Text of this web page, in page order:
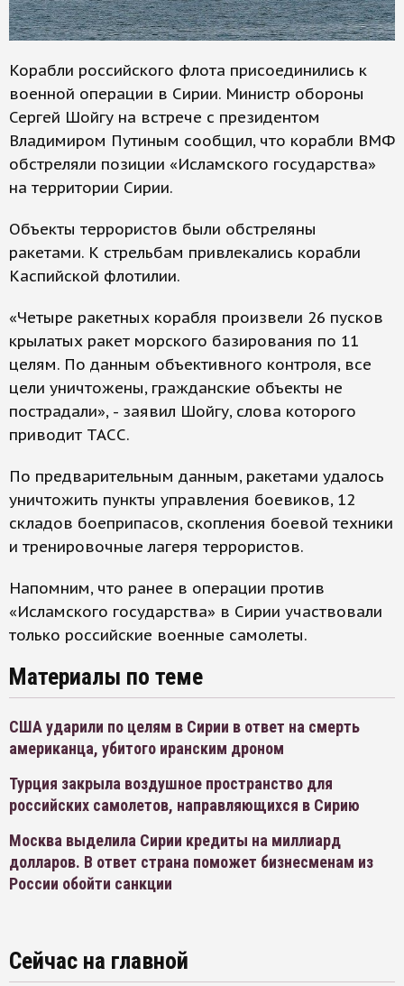
Корабли российского флота присоединились к
военной операции в Сирии. Министр обороны
Сергей Шойгу на встрече с президентом
Владимиром Путиным сообщил, что корабли ВМФ
обстреляли позиции «Исламского государства»
на территории Сирии.
Объекты террористов были обстреляны
ракетами. К стрельбам привлекались корабли
Каспийской флотилии.
«Четыре ракетных корабля произвели 26 пусков
крылатых ракет морского базирования по 11
целям. По данным объективного контроля, все
цели уничтожены, гражданские объекты не
пострадали», - заявил Шойгу, слова которого
приводит ТАСС.
По предварительным данным, ракетами удалось
уничтожить пункты управления боевиков, 12
складов боеприпасов, скопления боевой техники
и тренировочные лагеря террористов.
Напомним, что ранее в операции против
«Исламского государства» в Сирии участвовали
только российские военные самолеты.
Материалы по теме
США ударили по целям в Сирии в ответ на смерть
американца, убитого иранским дроном
Турция закрыла воздушное пространство для
российских самолетов, направляющихся в Сирию
Москва выделила Сирии кредиты на миллиард
долларов. В ответ страна поможет бизнесменам из
России обойти санкции
Сейчас на главной